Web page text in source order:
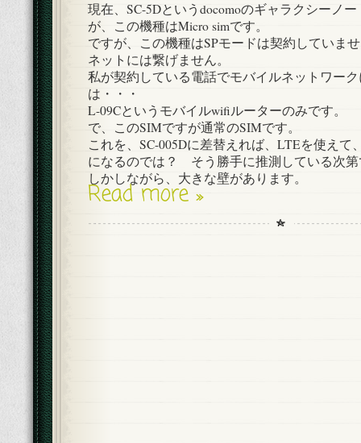
現在、SC-5Dというdocomoのギャラクシーノ
が、この機種はMicro simです。
ですが、この機種はSPモードは契約していま
ネットには繋げません。
私が契約している電話でモバイルネットワー
は・・・
L-09Cというモバイルwifiルーターのみです。
で、このSIMですが通常のSIMです。
これを、SC-005Dに差替えれば、LTEを使えて
になるのでは？ そう勝手に推測している次第
しかしながら、大きな壁があります。
Read more »